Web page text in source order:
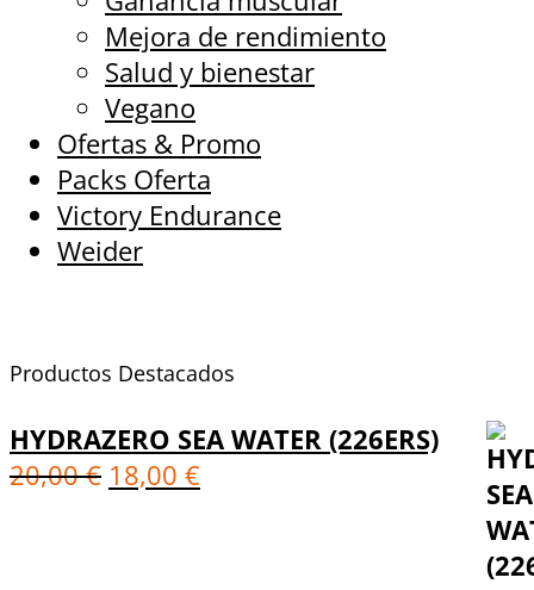
Mejora de rendimiento
Salud y bienestar
Vegano
Ofertas & Promo
Packs Oferta
Victory Endurance
Weider
Productos Destacados
HYDRAZERO SEA WATER (226ERS)
20,00€ 18,00 €